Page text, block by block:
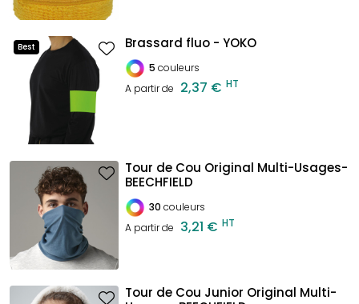
Best Brassard fluo - YOKO
5 couleurs
A partir de 2,37 € HT
Tour de Cou Original Multi-Usages-
BEECHFIELD
30 couleurs
A partir de 3,21 € HT
Tour de Cou Junior Original Multi-